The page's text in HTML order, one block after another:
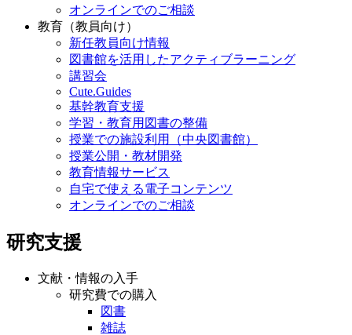
オンラインでのご相談
教育（教員向け）
新任教員向け情報
図書館を活用したアクティブラーニング
講習会
Cute.Guides
基幹教育支援
学習・教育用図書の整備
授業での施設利用（中央図書館）
授業公開・教材開発
教育情報サービス
自宅で使える電子コンテンツ
オンラインでのご相談
研究支援
文献・情報の入手
研究費での購入
図書
雑誌